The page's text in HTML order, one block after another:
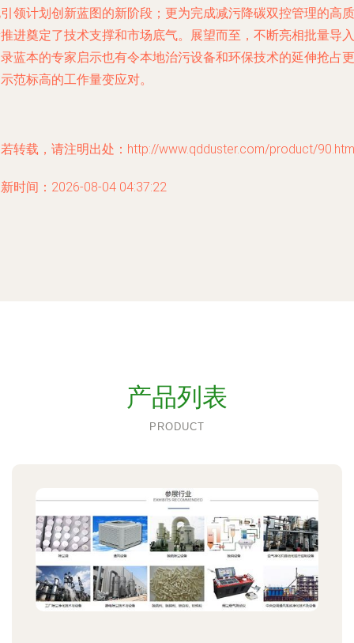
领计划创新蓝图的新阶段；更为完成减污降碳双控管理的高质
进奠定了技术支撑和市场底气。展望而至，不断亮相批量导入
蓝本的专家启示也有令本地治污设备和环保技术的延伸抢占更
范标高的工作量变应对。
转载，请注明出处：http://www.qdduster.com/product/
时间：2026-08-04 04:37:22
产品列表
PRODUCT